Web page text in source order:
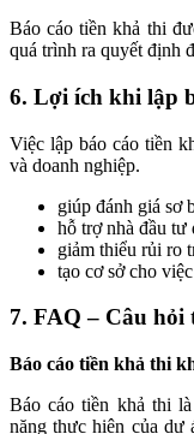
Báo cáo tiền khả thi
quá trình ra quyết định
6. Lợi ích khi lập
Việc lập báo cáo tiền
và doanh nghiệp.
giúp đánh giá sơ
hỗ trợ nhà đầu tư
giảm thiểu rủi ro
tạo cơ sở cho
7. FAQ – Câu hỏi
Báo cáo tiền khả thi
Báo cáo tiền khả thi
năng thực hiện của dự